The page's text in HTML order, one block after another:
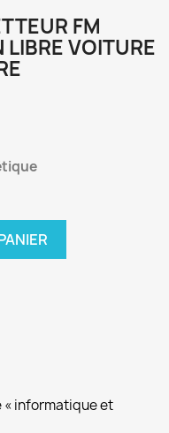
FM
VOITURE
« informatique et